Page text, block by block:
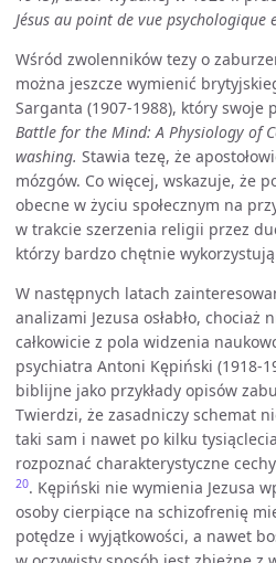
Jésus au point de vue psychologique
Wśród zwolenników tezy o
można jeszcze wymienić
Sarganta (1907-1988), który swoje
Battle for the Mind: A Physiology of
washing. Stawia tezę, że
mózgów. Co więcej, wskazuje, że
obecne w życiu społecznym na
w trakcie szerzenia religii przez
którzy bardzo chętnie
W następnych latach
analizami Jezusa osłabło, chociaż
całkowicie z pola widzenia
psychiatra Antoni Kępiński (1918-
biblijne jako przykłady opisów
Twierdzi, że zasadniczy schemat
taki sam i nawet po kilku
rozpoznać charakterystyczne
20. Kępiński nie wymienia Jezusa
osoby cierpiące na schizofrenię
potędze i wyjątkowości, a nawet